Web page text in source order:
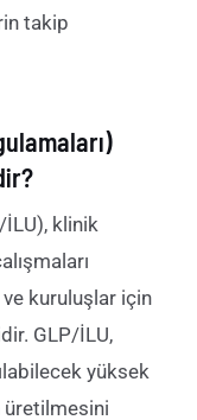
takip
/İLU), klinik
kuruluşlar için
GLP/İLU,
yüksek
üretilmesini